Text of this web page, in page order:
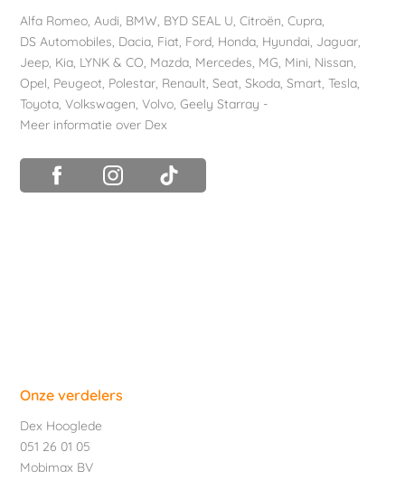
Alfa Romeo,Audi, BMW, BYD SEAL U,Citroën,Cupra,
DS Automobiles, Dacia, Fiat, Ford, Honda, Hyundai, Jaguar,
Jeep, Kia, LYNK & CO, Mazda, Mercedes, MG, Mini, Nissan,
Opel, Peugeot, Polestar, Renault,Seat,Skoda,Smart,Tesla,
Toyota,Volkswagen,Volvo,Geely Starray -
Meer informatie over Dex
Onze verdelers
Dex Hooglede
051 26 01 05
Mobimax BV